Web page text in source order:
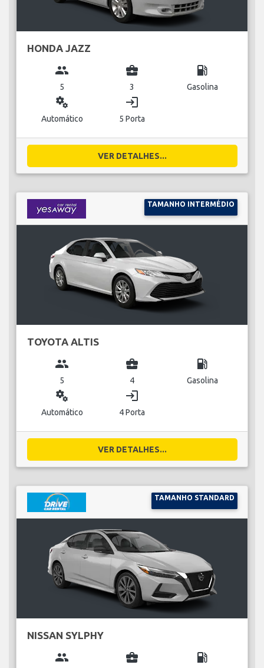
HONDA JAZZ
group
5
business_center
3
local_gas_station
Gasolina
miscellaneous_services
Automático
login
5 Porta
VER DETALHES...
TAMANHO INTERMÉDIO
TOYOTA ALTIS
group
5
business_center
4
local_gas_station
Gasolina
miscellaneous_services
Automático
login
4 Porta
VER DETALHES...
TAMANHO STANDARD
NISSAN SYLPHY
group business_center local_gas_station